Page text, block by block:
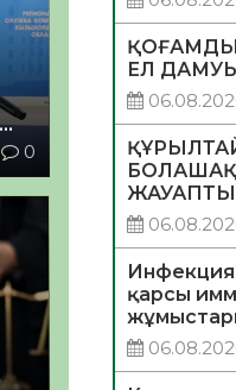
0
ЕЛ
ЖАУАПТЫ
қарсы